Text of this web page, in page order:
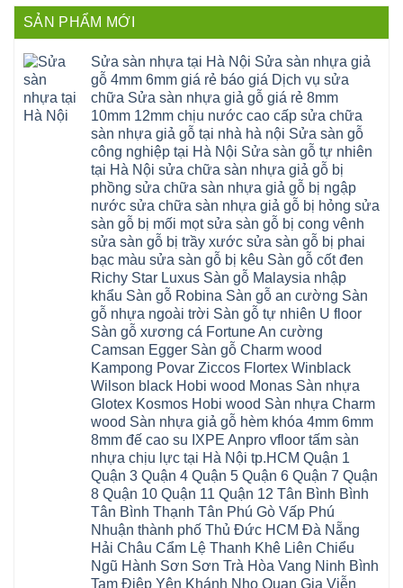
thất
mê
đức
phòng
xuyên
giang
Đạo
Đà
Nẵng
Hoài
Đồng
Đồng
Khánh
Phượng
Thuận
Tràng
Phòng
Đông
Phúc
Thịnh
Quảng
Nam
Phù
Thanh
Thượng
Phúc
Thường
Dương
Hồng
Xuyên
Phượng
Chuyên
Nẵng
Xuyên
Thanh
Nghệ
Thiên
Thanh
Sửa
mặt
bậc
cầu
nhựa
nhựa
composite
Đông
Quảng
Thượng
Xuân
Phương
Nẵng
Hưng
Hưng
Đông
Quảng
luận
ở
glotex
4mm
nhiêu
charm
wood
hobiwood
kosmos
fukione
4mm
nước
Xuyên
Phượng
Chuyên
SẢN PHẨM MỚI
Sửa sàn nhựa tại Hà Nội Sửa sàn nhựa giả
gỗ 4mm 6mm giá rẻ báo giá Dịch vụ sửa
chữa Sửa sàn nhựa giả gỗ giá rẻ 8mm
10mm 12mm chịu nước cao cấp sửa chữa
sàn nhựa giả gỗ tại nhà hà nội Sửa sàn gỗ
công nghiệp tại Hà Nội Sửa sàn gỗ tự nhiên
tại Hà Nội sửa chữa sàn nhựa giả gỗ bị
phồng sửa chữa sàn nhựa giả gỗ bị ngập
nước sửa chữa sàn nhựa giả gỗ bị hỏng sửa
sàn gỗ bị mối mọt sửa sàn gỗ bị cong vênh
sửa sàn gỗ bị trầy xước sửa sàn gỗ bị phai
bạc màu sửa sàn gỗ bị kêu Sàn gỗ cốt đen
Richy Star Luxus Sàn gỗ Malaysia nhập
khẩu Sàn gỗ Robina Sàn gỗ an cường Sàn
gỗ nhựa ngoài trời Sàn gỗ tự nhiên U floor
Sàn gỗ xương cá Fortune An cường
Camsan Egger Sàn gỗ Charm wood
Kampong Povar Ziccos Flortex Winblack
Wilson black Hobi wood Monas Sàn nhựa
Glotex Kosmos Hobi wood Sàn nhựa Charm
wood Sàn nhựa giả gỗ hèm khóa 4mm 6mm
8mm đế cao su IXPE Anpro vfloor tấm sàn
nhựa chịu lực tại Hà Nội tp.HCM Quận 1
Quận 3 Quận 4 Quận 5 Quận 6 Quận 7 Quận
8 Quận 10 Quận 11 Quận 12 Tân Bình Bình
Tân Bình Thạnh Tân Phú Gò Vấp Phú
Nhuận thành phố Thủ Đức HCM Đà Nẵng
Hải Châu Cẩm Lệ Thanh Khê Liên Chiểu
Ngũ Hành Sơn Sơn Trà Hòa Vang Ninh Bình
Tam Điệp Yên Khánh Nho Quan Gia Viễn